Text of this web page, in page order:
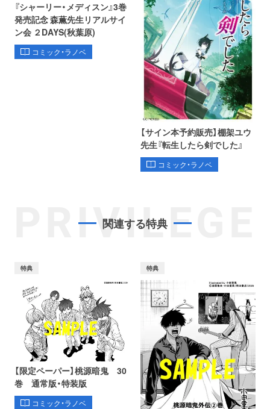
『シャーリー・メディスン』3巻
発売記念 森薫先生リアルサイ
ン会 ２DAYS(秋葉原)
コミック・ラノベ
【サイン本予約販売】棚架ユウ
先生『転生したら剣でした』
コミック・ラノベ
PRIVILEGE
関連する特典
特典
【限定ペーパー】桃源暗鬼 30
巻 通常版・特装版
コミック・ラノベ
特典